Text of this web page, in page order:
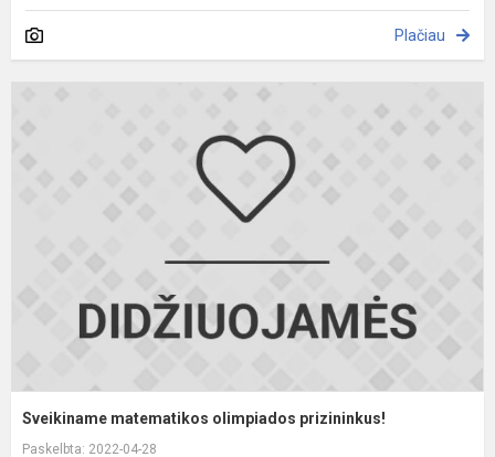
Plačiau
Sveikiname matematikos olimpiados prizininkus!
Paskelbta: 2022-04-28